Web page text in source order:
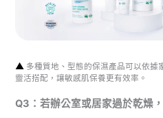
▲ 多種質地、型態的保濕產品可以依據
靈活搭配，讓敏感肌保養更有效率。
Q3：若辦公室或居家過於乾燥